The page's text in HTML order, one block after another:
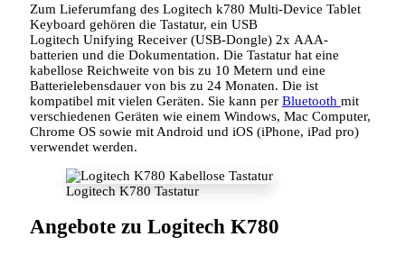
Zum Lieferumfang des Logitech k780 Multi-Device Tablet
Keyboard gehören die Tastatur, ein USB
Logitech Unifying Receiver (USB-Dongle) 2x AAA-
batterien und die Dokumentation. Die Tastatur hat eine
kabellose Reichweite von bis zu 10 Metern und eine
Batterielebensdauer von bis zu 24 Monaten. Die ist
kompatibel mit vielen Geräten. Sie kann per Bluetooth mit
verschiedenen Geräten wie einem Windows, Mac Computer,
Chrome OS sowie mit Android und iOS (iPhone, iPad pro)
verwendet werden.
Logitech K780 Tastatur
Angebote zu Logitech K780